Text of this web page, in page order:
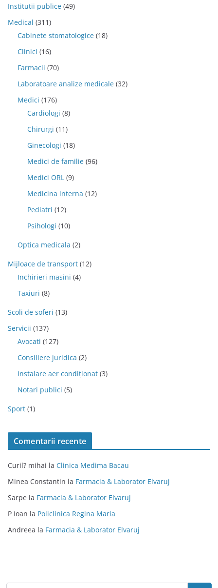
Institutii publice (49)
Medical (311)
Cabinete stomatologice (18)
Clinici (16)
Farmacii (70)
Laboratoare analize medicale (32)
Medici (176)
Cardiologi (8)
Chirurgi (11)
Ginecologi (18)
Medici de familie (96)
Medici ORL (9)
Medicina interna (12)
Pediatri (12)
Psihologi (10)
Optica medicala (2)
Mijloace de transport (12)
Inchirieri masini (4)
Taxiuri (8)
Scoli de soferi (13)
Servicii (137)
Avocati (127)
Consiliere juridica (2)
Instalare aer condiționat (3)
Notari publici (5)
Sport (1)
Comentarii recente
Curil? mihai la Clinica Medima Bacau
Minea Constantin la Farmacia & Laborator Elvaruj
Sarpe la Farmacia & Laborator Elvaruj
P Ioan la Policlinica Regina Maria
Andreea la Farmacia & Laborator Elvaruj